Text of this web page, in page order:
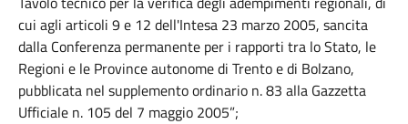
cui agli articoli 9 e 12 dell'Intesa 23 marzo 2005, sancita
dalla Conferenza permanente per i rapporti tra lo Stato, le
Regioni e le Province autonome di Trento e di Bolzano,
pubblicata nel supplemento ordinario n. 83 alla Gazzetta
Ufficiale n. 105 del 7 maggio 2005”;